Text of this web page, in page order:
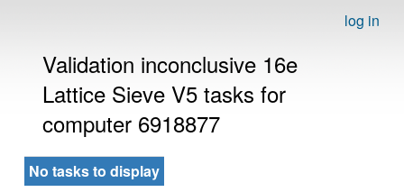
log in
Validation inconclusive 16e
Lattice Sieve V5 tasks for
computer 6918877
No tasks to display